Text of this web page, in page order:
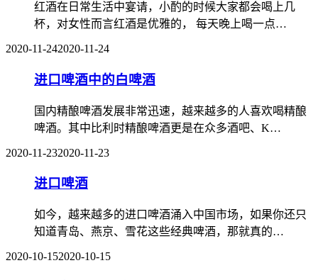
红酒在日常生活中宴请，小酌的时候大家都会喝上几
杯，对女性而言红酒是优雅的， 每天晚上喝一点…
2020-11-242020-11-24
进口啤酒中的白啤酒
国内精酿啤酒发展非常迅速，越来越多的人喜欢喝精酿
啤酒。其中比利时精酿啤酒更是在众多酒吧、K…
2020-11-232020-11-23
进口啤酒
如今，越来越多的进口啤酒涌入中国市场，如果你还只
知道青岛、燕京、雪花这些经典啤酒，那就真的…
2020-10-152020-10-15